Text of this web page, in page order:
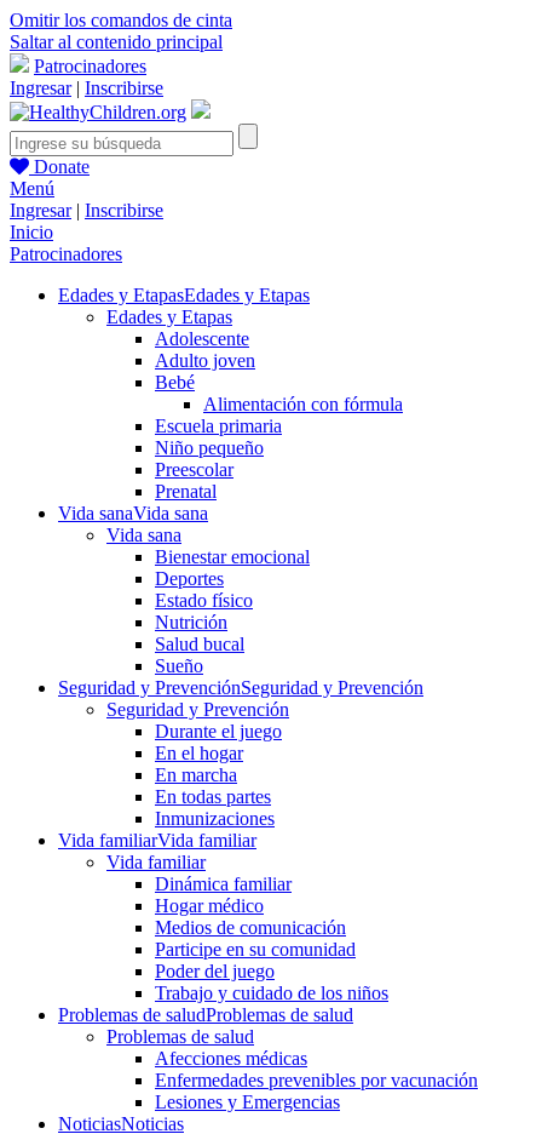
Omitir los comandos de cinta
Saltar al contenido principal
Patrocinadores
Ingresar| Inscribirse
Donate
Menú
Ingresar| Inscribirse
Inicio
Patrocinadores
Edades y EtapasEdades y Etapas
Edades y Etapas
Adolescente
Adulto joven
Bebé
Alimentación con fórmula
Escuela primaria
Niño pequeño
Preescolar
Prenatal
Vida sanaVida sana
Vida sana
Bienestar emocional
Deportes
Estado físico
Nutrición
Salud bucal
Sueño
Seguridad y PrevenciónSeguridad y Prevención
Seguridad y Prevención
Durante el juego
En el hogar
En marcha
En todas partes
Inmunizaciones
Vida familiarVida familiar
Vida familiar
Dinámica familiar
Hogar médico
Medios de comunicación
Participe en su comunidad
Poder del juego
Trabajo y cuidado de los niños
Problemas de saludProblemas de salud
Problemas de salud
Afecciones médicas
Enfermedades prevenibles por vacunación
Lesiones y Emergencias
NoticiasNoticias